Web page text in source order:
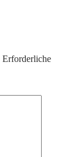
Erforderliche